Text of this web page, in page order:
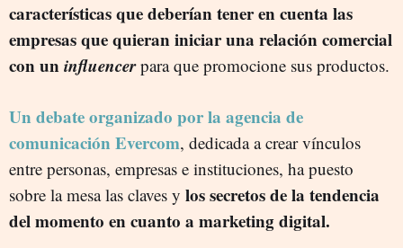
características que deberían tener en cuenta las
empresas que quieran iniciar una relación comercial
con uninfluencerpara que promocione sus productos.
Un debate organizado por la agencia de
comunicación Evercom, dedicada a crear vínculos
entre personas, empresas e instituciones, ha puesto
sobre la mesa las claves y los secretos de la tendencia
del momento en cuanto a marketing digital.